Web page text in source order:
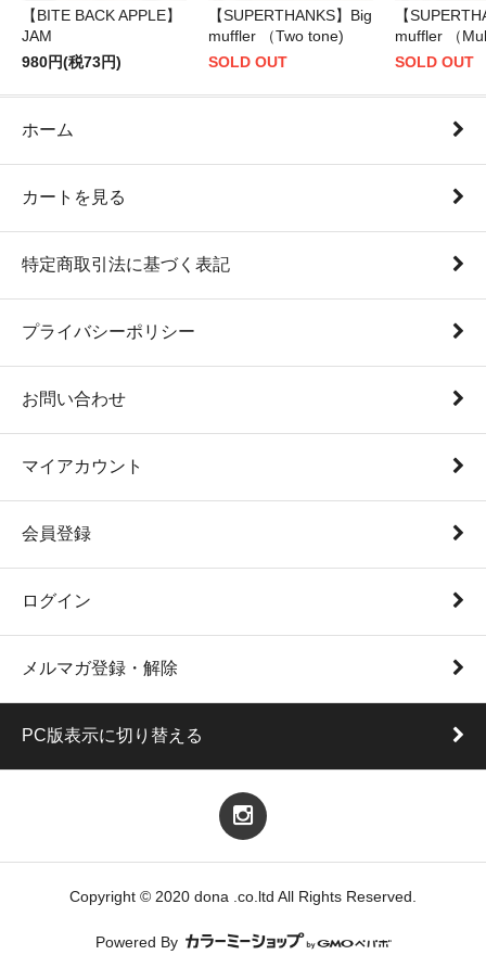
【BITE BACK APPLE】
JAM
980円(税73円)
【SUPERTHANKS】Big
muffler （Two tone)
SOLD OUT
【
muffler （
SOLD OUT
ホーム
カートを見る
特定商取引法に基づく表記
プライバシーポリシー
お問い合わせ
マイアカウント
会員登録
ログイン
メルマガ登録・解除
PC版表示に切り替える
Copyright © 2020 dona .co.ltd All Rights Reserved.
Powered By